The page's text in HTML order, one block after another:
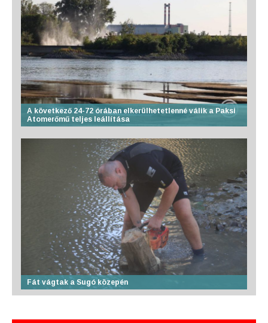
A következő 24-72 órában elkerülhetetlenné válik a Paksi
Atomerőmű teljes leállítása
Fát vágtak a Sugó közepén